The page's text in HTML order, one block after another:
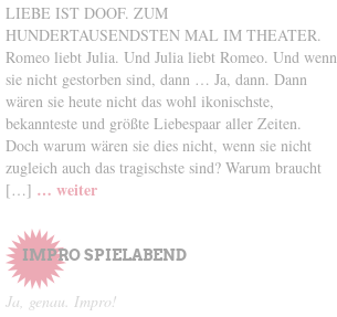
LIEBE IST DOOF. ZUM
HUNDERTAUSENDSTEN MAL IM THEATER.
Romeo liebt Julia. Und Julia liebt Romeo. Und wenn
sie nicht gestorben sind, dann … Ja, dann. Dann
wären sie heute nicht das wohl ikonischste,
bekannteste und größte Liebespaar aller Zeiten.
Doch warum wären sie dies nicht, wenn sie nicht
zugleich auch das tragischste sind? Warum braucht
[…] … weiter
IMPRO SPIELABEND
Ja, genau. Impro!